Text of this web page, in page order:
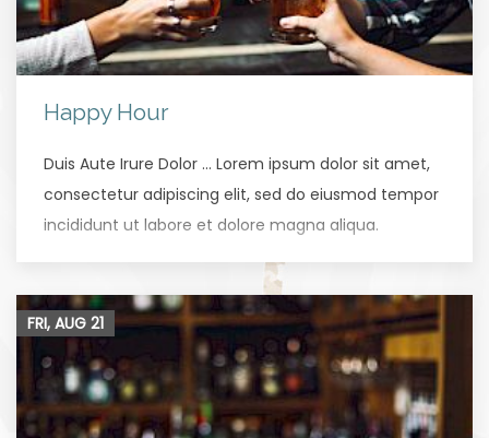
Happy Hour
Duis Aute Irure Dolor … Lorem ipsum dolor sit amet,
consectetur adipiscing elit, sed do eiusmod tempor
incididunt ut labore et dolore magna aliqua.
FRI, AUG 21